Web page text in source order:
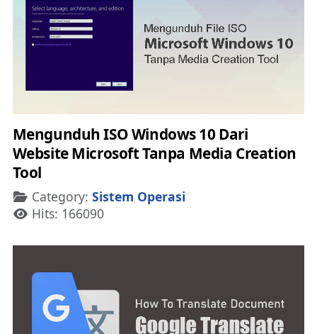
Mengunduh ISO Windows 10 Dari
Website Microsoft Tanpa Media Creation
Tool
Details
Category: Sistem Operasi
Hits: 166090